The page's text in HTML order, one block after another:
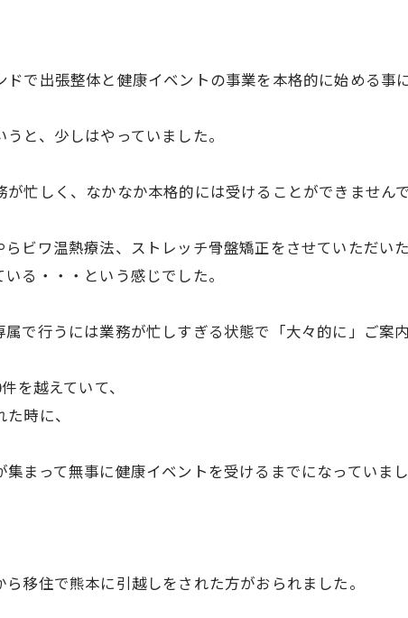
で出張整体と健康イベントの事業を本格的に始める事
と、少しはやっていました。
忙しく、なかなか本格的には受けることができませんで
ビワ温熱療法、ストレッチ骨盤矯正をさせていただいた
る・・・という感じでした。
で行うには業務が忙しすぎる状態で「大々的に」ご案
を越えていて、
時に、
まって無事に健康イベントを受けるまでになっていまし
移住で熊本に引越しをされた方がおられました。